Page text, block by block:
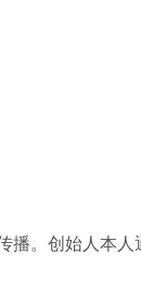
播。创始人本